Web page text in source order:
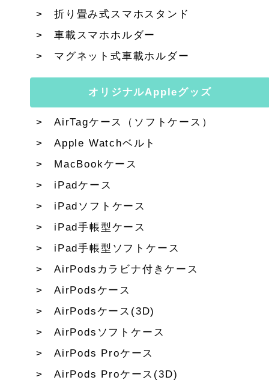
折り畳み式スマホスタンド
車載スマホホルダー
マグネット式車載ホルダー
オリジナルAppleグッズ
AirTagケース（ソフトケース）
Apple Watchベルト
MacBookケース
iPadケース
iPadソフトケース
iPad手帳型ケース
iPad手帳型ソフトケース
AirPodsカラビナ付きケース
AirPodsケース
AirPodsケース(3D)
AirPodsソフトケース
AirPods Proケース
AirPods Proケース(3D)